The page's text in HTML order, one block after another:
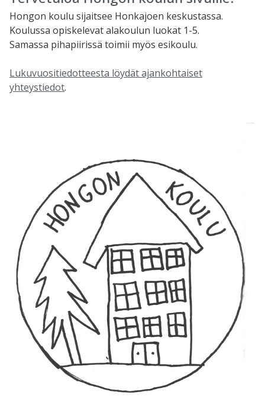
Hongon koulu sijaitsee Honkajoen keskustassa.
Koulussa opiskelevat alakoulun luokat 1-5.
Samassa pihapiirissä toimii myös esikoulu.
Lukuvuositiedotteesta löydät ajankohtaiset
yhteystiedot.